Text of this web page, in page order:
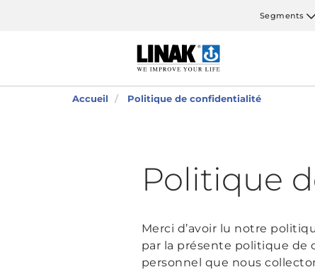
Segments
Accueil Politique de confidentialité
Politique
Merci d’avoir lu notre
par la présente politique de
personnel que nous